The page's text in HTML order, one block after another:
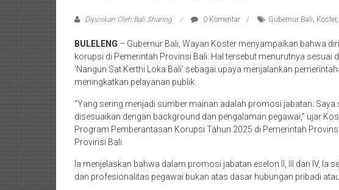
Diposkan Oleh:Bali Sharing 0 Komentar Gubernur Bali, Koster,
BULELENG – Gubernur Bali, Wayan Koster menyampaikan bahwa
korupsi di Pemerintah Provinsi Bali. Hal tersebut menurutnya sesuai
‘Nangun Sat Kerthi Loka Bali’ sebagai upaya menjalankan
meningkatkan pelayanan publik.
“Yang sering menjadi sumber mainan adalah promosi jabatan.
disesuaikan dengan background dan pengalaman pegawai,” ujar
Program Pemberantasan Korupsi Tahun 2025 di Pemerintah
Provinsi Bali.
Ia menjelaskan bahwa dalam promosi jabatan eselon II, III dan IV, Ia
dan profesionalitas pegawai bukan atas dasar hubungan pribadi